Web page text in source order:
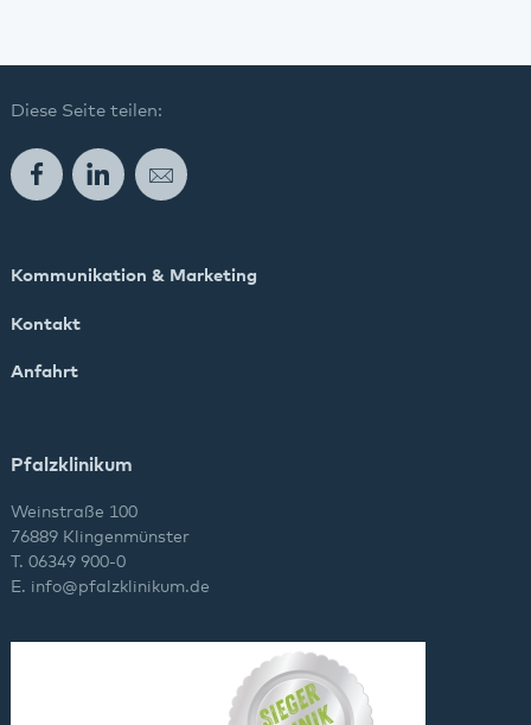
Speyer
Diese Seite teilen:
FacebookLinkedInE-Mail
Kommunikation & Marketing
Kontakt
Anfahrt
Pfalzklinikum
Weinstraße 100
76889 Klingenmünster
T. 06349 900-0
E. info@pfalzklinikum.de